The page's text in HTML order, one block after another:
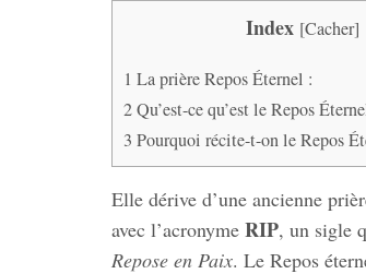
Index [Cacher]
1 La prière Repos Éternel :
2Qu’est-ce qu’est le Repos
3 Pourquoi récite-t-on le Repos
Elle dérive d’une ancienne
avec l’acronyme RIP, un sigle
Repose en Paix. Le Repos